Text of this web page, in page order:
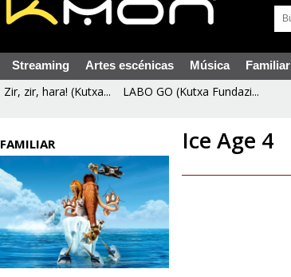
Streaming Artes escénicas Música Familiar
Zir, zir, hara! (Kutxa... LABO GO (Kutxa Fundazi...
FAMILIAR Ice Age 4